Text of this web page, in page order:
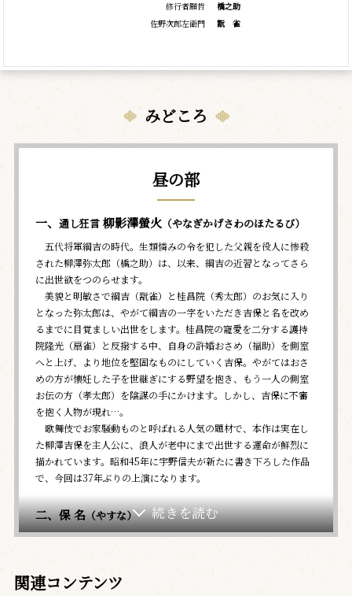
修行者願哲
佐野次郎左衛門
橋之助
翫
雀
みどころ
昼の部
一、 通し狂言柳影澤螢火（やなぎかげさわのほたるび）
五代将軍綱吉の時代。生類憐みの令を犯した父親を役人に惨殺
された柳澤弥太郎（橋之助）は、以来、綱吉の近習となってさら
に出世欲をつのらせます。
美貌と明敏さで綱吉（翫雀）と桂昌院（秀太郎）のお気に入り
となった弥太郎は、やがて綱吉の一字をいただき吉保と名を改め
るまでに目覚ましい出世をします。桂昌院の寵愛を二分する護持
院隆光（扇雀）と反撥する中、自身の許婚おさめ（福助）を側室
へと上げ、より地位を堅固なものにしていく吉保。やがてはおさ
めの方が懐妊した子を世継ぎにする野望を抱き、もう一人の側室
お伝の方（孝太郎）を陰謀の手にかけます。しかし、吉保に不審
を抱く人物が現れ…。
歌舞伎でお家騒動ものと呼ばれる人気の題材で、本作は実在し
た柳澤吉保を主人公に、浪人が老中にまで出世する運命が鮮烈に
描かれています。昭和45年に宇野信夫が新たに書き下ろした作品
で、今回は37年ぶりの上演になります。
二、保 名（やすな）
安倍保名（仁左衛門）は、恋人の榊の前を亡くした悲しみか
せる保名ですが、現実に引き戻されると、再び深い悲しみに沈む
関連コンテンツ